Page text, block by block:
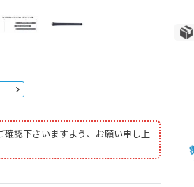
認下さいますよう、お願い申し上